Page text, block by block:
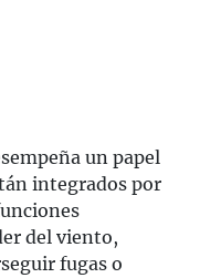
un papel
integrados por
del viento,
fugas o